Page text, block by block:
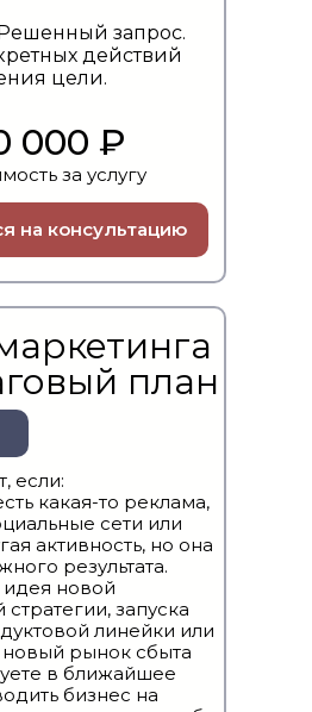
запрос.
действий
цели.
если:
какая-то реклама,
сети или
активность, но она
результата.
идея новой
запуска
линейки или
рынок сбыта
в ближайшее
бизнес на
за услугу
000 ₽
план
на консультацию